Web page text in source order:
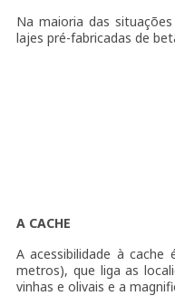
Na maioria das
lajes pré-fabricadas de
A CACHE
A acessibilidade à
metros), que liga as
vinhas e olivais e a